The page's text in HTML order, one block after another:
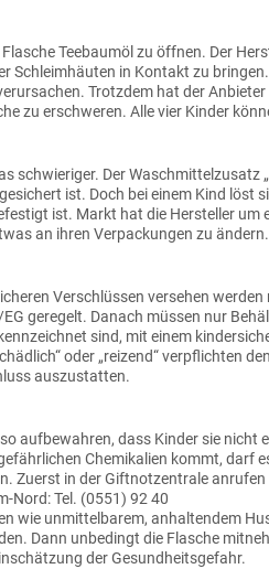
Teebaumöl zu öffnen. Der
Schleimhäuten in Kontakt zu
Trotzdem hat der
zu erschweren. Alle vier Kinder
schwieriger. Der Waschmittelzusatz
ist. Doch bei einem Kind löst
ist. Markt hat die Hersteller um
an ihren Verpackungen zu ändern.
Verschlüssen versehen
geregelt. Danach müssen nur
sind, mit einem
oder „reizend“ verpflichten
auszustatten.
aufbewahren, dass Kinder sie nicht
Chemikalien kommt, darf
Zuerst in der Giftnotzentrale
Nord: Tel. (0551) 92 40
wie unmittelbarem, anhaltendem
Dann unbedingt die Flasche
der Gesundheitsgefahr.